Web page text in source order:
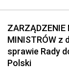
2014
2011
2008
2005
ZARZĄDZENIE
MINISTRÓW z
sprawie Rady
Polski